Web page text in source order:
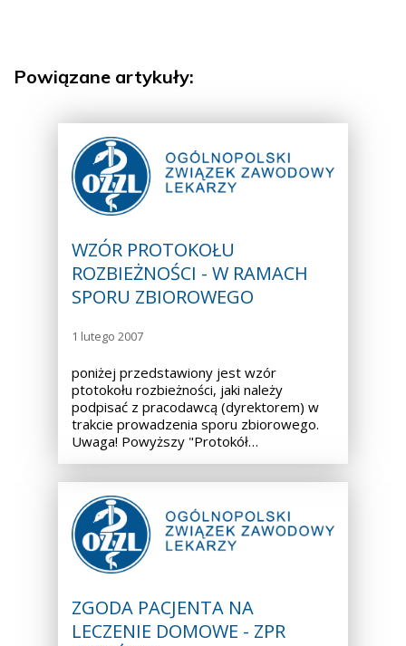
Powiązane artykuły:
WZÓR PROTOKOŁU
ROZBIEŻNOŚCI - W RAMACH
SPORU ZBIOROWEGO
1 lutego 2007
poniżej przedstawiony jest wzór
ptotokołu rozbieżności, jaki należy
podpisać z pracodawcą (dyrektorem) w
trakcie prowadzenia sporu zbiorowego.
Uwaga! Powyższy "Protokół…
ZGODA PACJENTA NA
LECZENIE DOMOWE - ZPR